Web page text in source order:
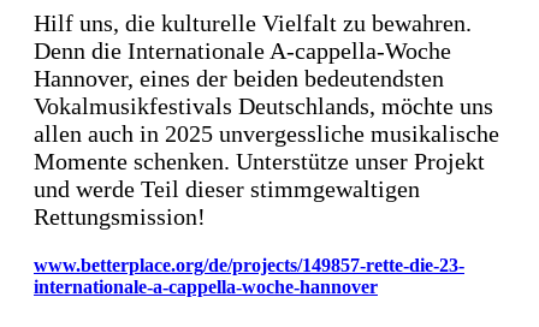
Hilf uns, die kulturelle Vielfalt zu bewahren.
Denn die Internationale A-cappella-Woche
Hannover, eines der beiden bedeutendsten
Vokalmusikfestivals Deutschlands, möchte uns
allen auch in 2025 unvergessliche musikalische
Momente schenken. Unterstütze unser Projekt
und werde Teil dieser stimmgewaltigen
Rettungsmission!
www.betterplace.org/de/projects/149857-rette-die-23-
internationale-a-cappella-woche-hannover